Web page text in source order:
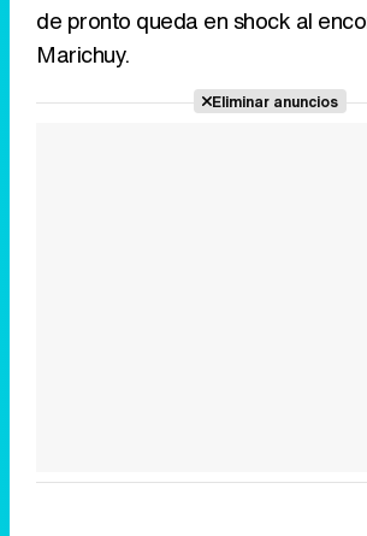
de pronto queda en shock al
Marichuy.
Eliminar anuncios